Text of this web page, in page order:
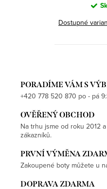
Dostupné
PORADÍME VÁM S
+420 778 520 870 po - pá
OVĚŘENÝ OBCHOD
Na trhu jsme od roku 2012
zákazníků.
PRVNÍ VÝMĚNA
Zakoupené boty můžete u
DOPRAVA ZDARMA